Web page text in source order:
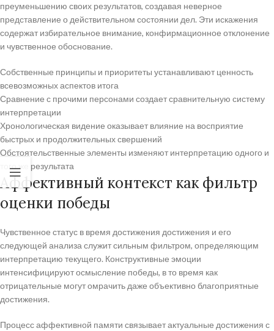
преуменьшению своих результатов, создавая неверное
представление о действительном состоянии дел. Эти искажения
содержат избирательное внимание, конфирмационное отклонение
и чувственное обоснование.
Собственные принципы и приоритеты устанавливают ценность
всевозможных аспектов итога
Сравнение с прочими персонами создает сравнительную систему
интерпретации
Хронологическая видение оказывает влияние на восприятие
быстрых и продолжительных свершений
Обстоятельственные элементы изменяют интерпретацию одного и
того же результата
Аффективный контекст как фильтр
оценки победы
Чувственное статус в время достижения достижения и его
следующей анализа служит сильным фильтром, определяющим
интерпретацию текущего. Конструктивные эмоции
интенсифицируют осмысление победы, в то время как
отрицательные могут омрачить даже объективно благоприятные
достижения.
Процесс аффективной памяти связывает актуальные достижения с